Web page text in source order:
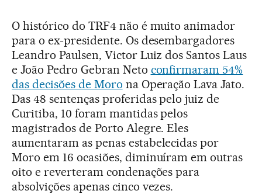
O histórico do TRF4 não é muito animador
para o ex-presidente. Os desembargadores
Leandro Paulsen, Victor Luiz dos Santos Laus
e João Pedro Gebran Neto confirmaram 54%
das decisões de Moro na Operação Lava Jato.
Das 48 sentenças proferidas pelo juiz de
Curitiba, 10 foram mantidas pelos
magistrados de Porto Alegre. Eles
aumentaram as penas estabelecidas por
Moro em 16 ocasiões, diminuíram em outras
oito e reverteram condenações para
absolvições apenas cinco vezes.